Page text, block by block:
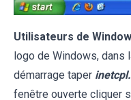
Utilisateurs de
logo de Windows, dans
démarrage taper
fenêtre ouverte cliquer